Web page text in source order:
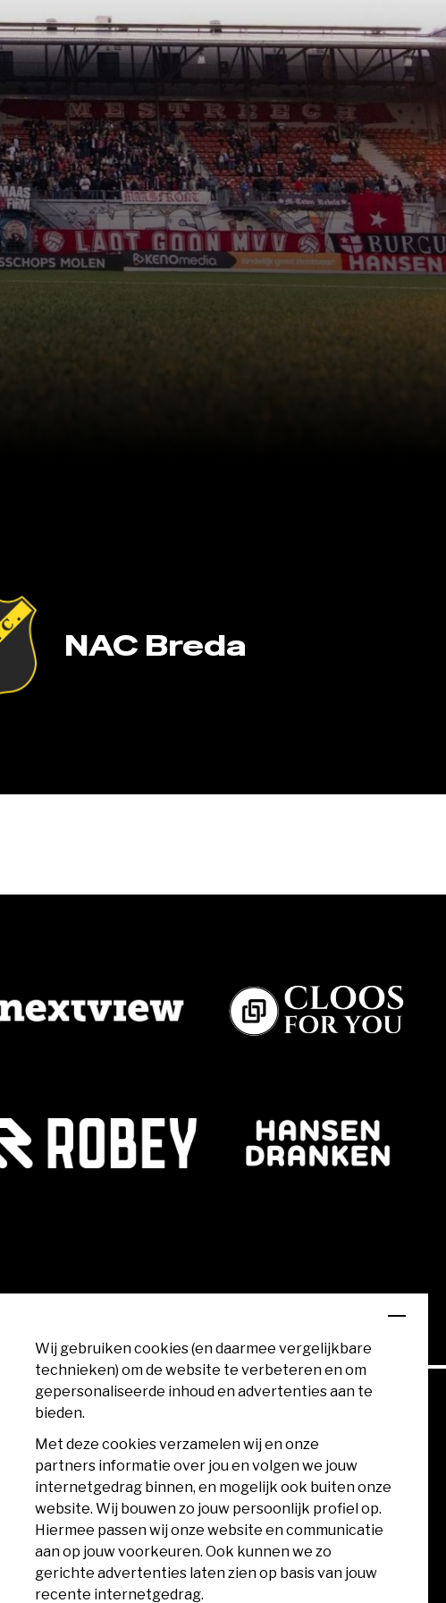
Wij gebruiken cookies (en daarmee vergelijkbare
technieken) om de website te verbeteren en om
gepersonaliseerde inhoud en advertenties aan te
bieden.
Met deze cookies verzamelen wij en onze
partners informatie over jou en volgen we jouw
internetgedrag binnen, en mogelijk ook buiten onze
website. Wij bouwen zo jouw persoonlijk profiel op.
Hiermee passen wij onze website en communicatie
aan op jouw voorkeuren. Ook kunnen we zo
gerichte advertenties laten zien op basis van jouw
recente internetgedrag.
NAC Breda